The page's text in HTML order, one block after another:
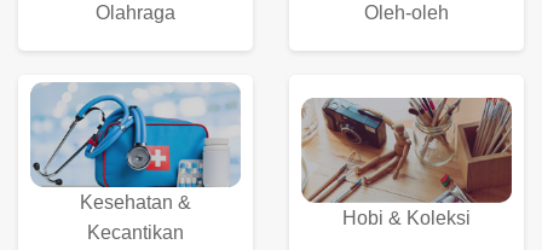
Olahraga Oleh-oleh
Kesehatan &
Kecantikan
Hobi & Koleksi